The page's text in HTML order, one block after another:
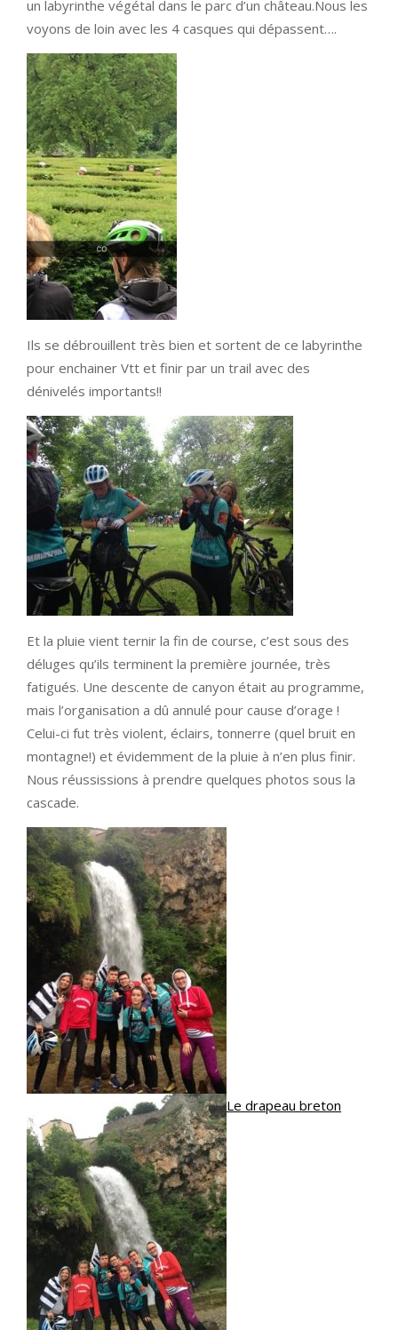
un labyrinthe végétal dans le parc d’un château.Nous les
voyons de loin avec les 4 casques qui dépassent….
Ils se débrouillent très bien et sortent de ce labyrinthe
pour enchainer Vtt et finir par un trail avec des
dénivelés importants!!
Et la pluie vient ternir la fin de course, c’est sous des
déluges qu’ils terminent la première journée, très
fatigués. Une descente de canyon était au programme,
mais l’organisation a dû annulé pour cause d’orage !
Celui-ci fut très violent, éclairs, tonnerre (quel bruit en
montagne!) et évidemment de la pluie à n’en plus finir.
Nous réussissions à prendre quelques photos sous la
cascade.
Le drapeau breton